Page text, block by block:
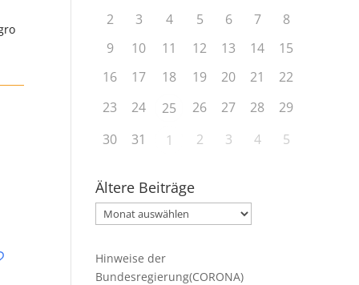
2
3 4 5 6 7
8
9
10 11 12 13 14
15
16
17 18 19 20 21
22
23
24 25 26 27 28
29
30
31 1 2 3 4 5
Ältere Beiträge
Ältere
Beiträge
Hinweise der
Bundesregierung(CORONA)